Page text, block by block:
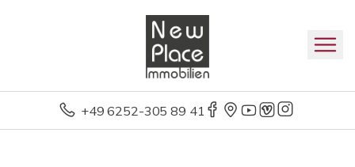
+49 6252-305 89 41